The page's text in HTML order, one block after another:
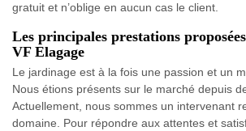
gratuit et n’oblige en aucun cas le client.
Les principales prestations
VF Elagage
Le jardinage est à la fois une passion et un
Nous étions présents sur le marché depuis
Actuellement, nous sommes un intervenant
domaine. Pour répondre aux attentes et